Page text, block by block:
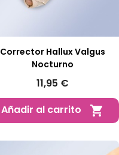
Corrector Hallux Valgus
Nocturno
11,95 €
Añadir al carrito
